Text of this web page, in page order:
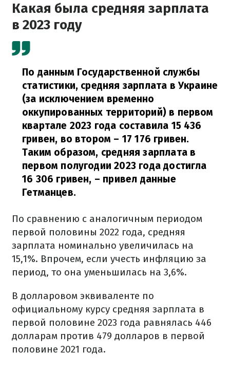
Какая была средняя зарплата
в 2023 году
По данным Государственной службы
статистики, средняя зарплата в Украине
(за исключением временно
оккупированных территорий) в первом
квартале 2023 года составила 15 436
гривен, во втором – 17 176 гривен.
Таким образом, средняя зарплата в
первом полугодии 2023 года достигла
16 306 гривен, – привел данные
Гетманцев.
По сравнению с аналогичным периодом
первой половины 2022 года, средняя
зарплата номинально увеличилась на
15,1%. Впрочем, если учесть инфляцию за
период, то она уменьшилась на 3,6%.
В долларовом эквиваленте по
официальному курсу средняя зарплата в
первой половине 2023 года равнялась 446
долларам против 479 долларов в первой
половине 2021 года.